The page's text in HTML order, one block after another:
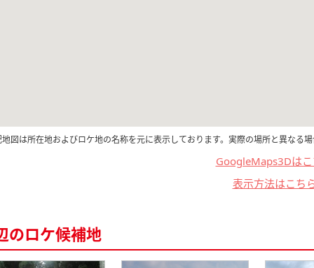
図は所在地およびロケ地の名称を元に表示しております。実際の場所と異なる場
GoogleMaps3Dはこ
表示方法はこち
のロケ候補地